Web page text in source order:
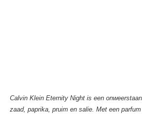
Calvin Klein Eternity Night is een
zaad, paprika, pruim en salie. Met een